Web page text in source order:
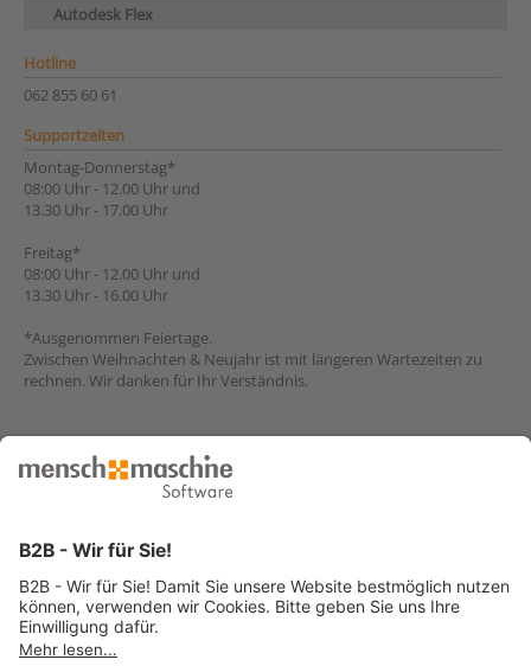
Autodesk Flex
Hotline
062 855 60 61
Supportzeiten
Montag-Donnerstag*
08:00 Uhr - 12.00 Uhr und
13.30 Uhr - 17.00 Uhr
Freitag*
08:00 Uhr - 12.00 Uhr und
13.30 Uhr - 16.00 Uhr
*Ausgenommen Feiertage.
Zwischen Weihnachten & Neujahr ist mit längeren Wartezeiten zu
rechnen. Wir danken für Ihr Verständnis.
Konditionen
Mit Vertrag
Ohne Vertrag
Grundgebühr: CHF 75.-
zusätzlich CHF 3.- / min
abgerechnet im Fünfminutentakt